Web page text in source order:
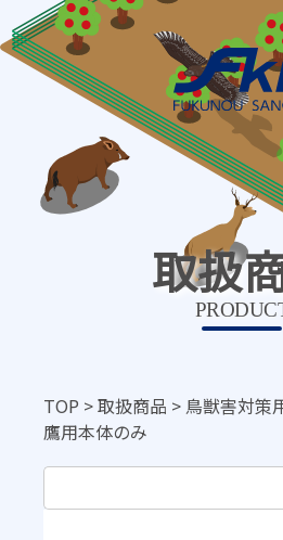
取扱
TOP >取扱商品 > 鳥獣害対策
鷹用本体のみ